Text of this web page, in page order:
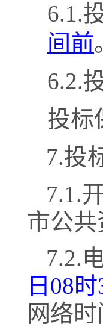
6.1.
间前
6.2.
投标
7.投
7.1.
市公
7.2.
日 08
网络时